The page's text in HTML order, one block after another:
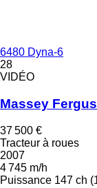
6480 Dyna-6
28
VIDÉO
Massey
37 500 €
Tracteur à roues
2007
4 745 m/h
Puissance 147 ch